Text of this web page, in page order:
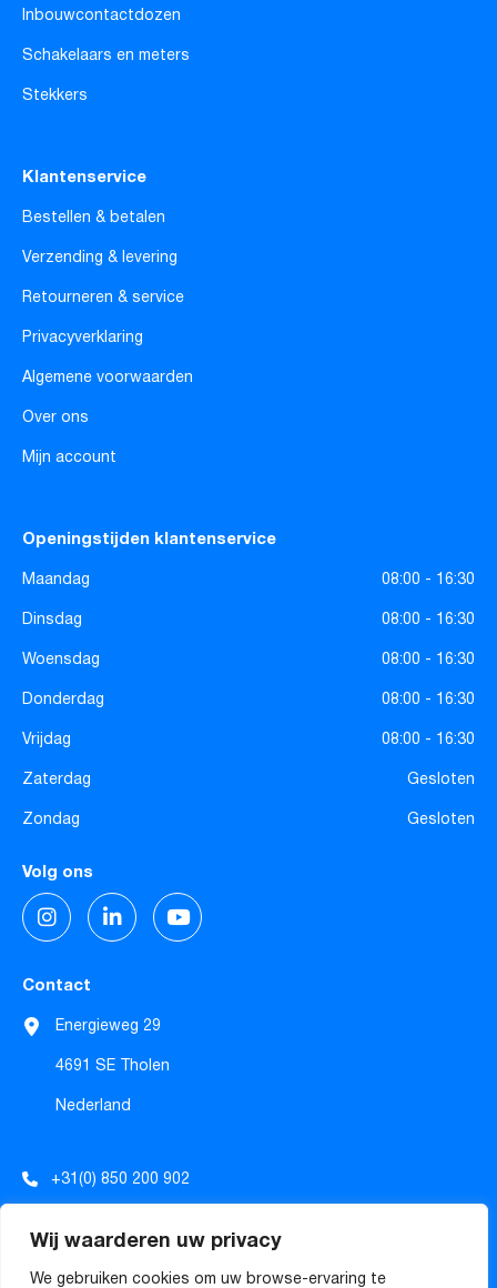
Wij waarderen uw privacy
We gebruiken cookies om uw browse-ervaring te
Inbouwcontactdozen
Schakelaars en meters
Stekkers
Klantenservice
Bestellen & betalen
Verzending & levering
Retourneren & service
Privacyverklaring
Algemene voorwaarden
Over ons
Mijn account
Openingstijden klantenservice
Maandag
08:00 - 16:30
Dinsdag
08:00 - 16:30
Woensdag
08:00 - 16:30
Donderdag
08:00 - 16:30
Vrijdag
08:00 - 16:30
Zaterdag
Gesloten
Zondag
Gesloten
Volg ons
Contact
Energieweg 29
4691 SE Tholen
Nederland
+31(0) 850 200 902